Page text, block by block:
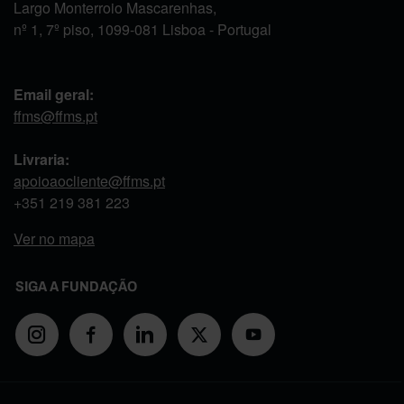
Largo Monterroio Mascarenhas,
nº 1, 7º piso, 1099-081 Lisboa - Portugal
Email geral:
ffms@ffms.pt
Livraria:
apoioaocliente@ffms.pt
+351 219 381 223
Ver no mapa
SIGA A FUNDAÇÃO